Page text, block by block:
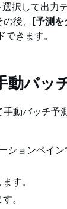
選択して出力
後、
[予測を
きます。
動バッ
動バッチ予
ションペイン
す。
。